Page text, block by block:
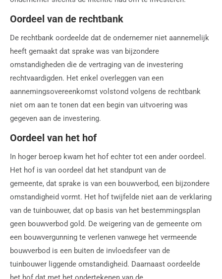
Oordeel van de rechtbank
De rechtbank oordeelde dat de ondernemer niet aannemelijk
heeft gemaakt dat sprake was van bijzondere
omstandigheden die de vertraging van de investering
rechtvaardigden. Het enkel overleggen van een
aannemingsovereenkomst volstond volgens de rechtbank
niet om aan te tonen dat een begin van uitvoering was
gegeven aan de investering.
Oordeel van het hof
In hoger beroep kwam het hof echter tot een ander oordeel.
Het hof is van oordeel dat het standpunt van de
gemeente, dat sprake is van een bouwverbod, een bijzondere
omstandigheid vormt. Het hof twijfelde niet aan de verklaring
van de tuinbouwer, dat op basis van het bestemmingsplan
geen bouwverbod gold. De weigering van de gemeente om
een bouwvergunning te verlenen vanwege het vermeende
bouwverbod is een buiten de invloedsfeer van de
tuinbouwer liggende omstandigheid. Daarnaast oordeelde